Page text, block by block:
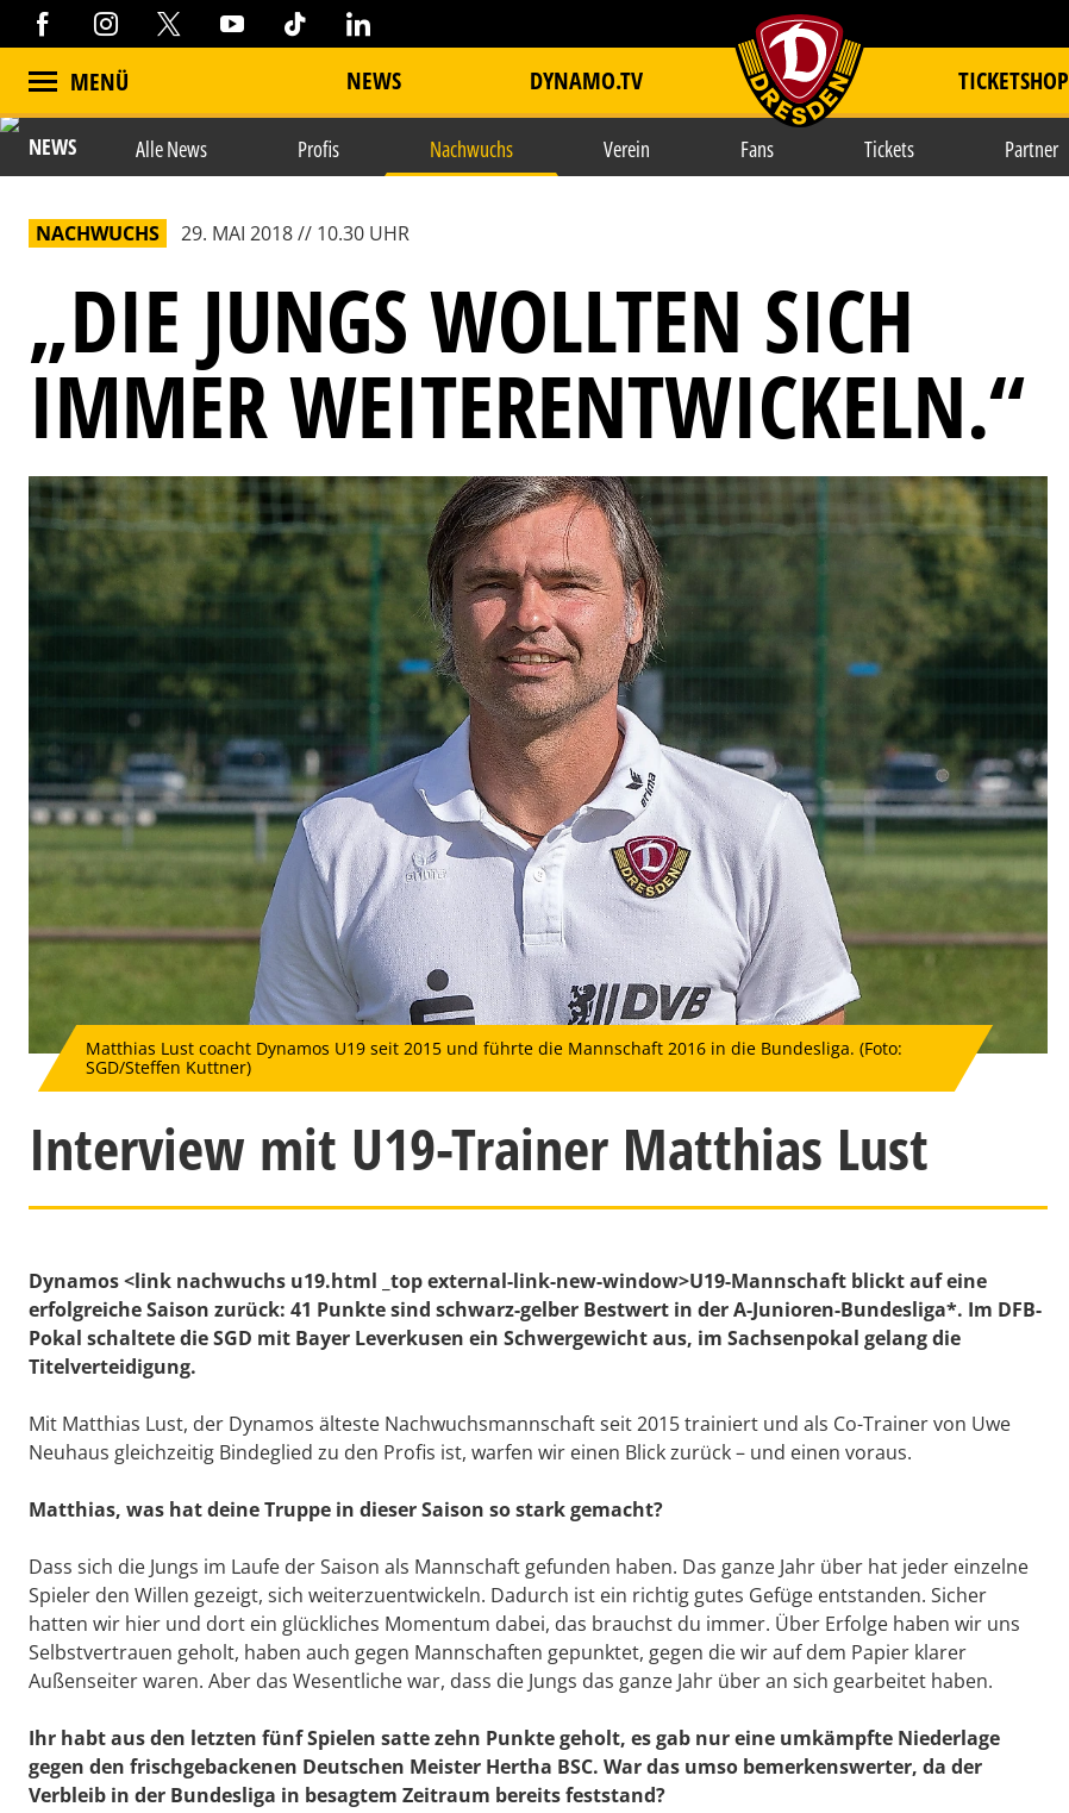
MENÜ NEWS DYNAMO.TV item.title TICKETSHOP
NEWS Alle News Profis Nachwuchs Verein Fans Tickets Partner
NACHWUCHS 29. MAI 2018 // 10.30 UHR
„DIE JUNGS WOLLTEN SICH
IMMER WEITERENTWICKELN.“
Matthias Lust coacht Dynamos U19 seit 2015 und führte die Mannschaft 2016 in die Bundesliga. (Foto:
SGD/Steffen Kuttner)
Interview mit U19-Trainer Matthias Lust
Dynamos<link nachwuchs u19.html _top external-link-new-window>U19-Mannschaft blickt auf eine
erfolgreiche Saison zurück: 41 Punkte sind schwarz-gelber Bestwert in der A-Junioren-Bundesliga*. Im DFB-
Pokal schaltete die SGD mit Bayer Leverkusen ein Schwergewicht aus, im Sachsenpokal gelang die
Titelverteidigung.
Mit Matthias Lust, der Dynamos älteste Nachwuchsmannschaft seit 2015 trainiert und als Co-Trainer von Uwe
Neuhaus gleichzeitig Bindeglied zu den Profis ist, warfen wir einen Blick zurück – und einen voraus.
Matthias, was hat deine Truppe in dieser Saison so stark gemacht?
Dass sich die Jungs im Laufe der Saison als Mannschaft gefunden haben. Das ganze Jahr über hat jeder einzelne
Spieler den Willen gezeigt, sich weiterzuentwickeln. Dadurch ist ein richtig gutes Gefüge entstanden. Sicher
hatten wir hier und dort ein glückliches Momentum dabei, das brauchst du immer. Über Erfolge haben wir uns
Selbstvertrauen geholt, haben auch gegen Mannschaften gepunktet, gegen die wir auf dem Papier klarer
Außenseiter waren. Aber das Wesentliche war, dass die Jungs das ganze Jahr über an sich gearbeitet haben.
Ihr habt aus den letzten fünf Spielen satte zehn Punkte geholt, es gab nur eine umkämpfte Niederlage
gegen den frischgebackenen Deutschen Meister Hertha BSC. War das umso bemerkenswerter, da der
Verbleib in der Bundesliga in besagtem Zeitraum bereits feststand?